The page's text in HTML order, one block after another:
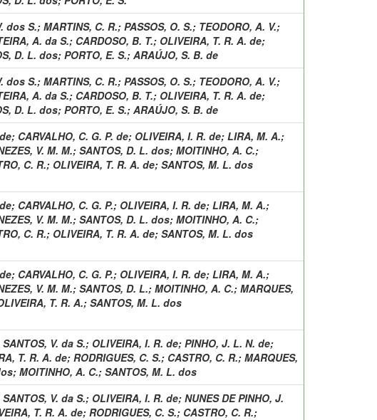
dos S.; MARTINS, C. R.; PASSOS, O. S.; TEODORO, A. V.;
A. da S.; CARDOSO, B. T.; OLIVEIRA, T. R. A. de;
D. L. dos; PORTO, E. S.; ARAÚJO, S. B. de
dos S.; MARTINS, C. R.; PASSOS, O. S.; TEODORO, A. V.;
A. da S.; CARDOSO, B. T.; OLIVEIRA, T. R. A. de;
D. L. dos; PORTO, E. S.; ARAÚJO, S. B. de
; CARVALHO, C. G. P. de; OLIVEIRA, I. R. de; LIRA, M. A.;
V. M. M.; SANTOS, D. L. dos; MOITINHO, A. C.;
C. R.; OLIVEIRA, T. R. A. de; SANTOS, M. L. dos
; CARVALHO, C. G. P.; OLIVEIRA, I. R. de; LIRA, M. A.;
V. M. M.; SANTOS, D. L. dos; MOITINHO, A. C.;
C. R.; OLIVEIRA, T. R. A. de; SANTOS, M. L. dos
; CARVALHO, C. G. P.; OLIVEIRA, I. R. de; LIRA, M. A.;
V. M. M.; SANTOS, D. L.; MOITINHO, A. C.; MARQUES,
T. R. A.; SANTOS, M. L. dos
SANTOS, V. da S.; OLIVEIRA, I. R. de; PINHO, J. L. N. de;
T. R. A. de; RODRIGUES, C. S.; CASTRO, C. R.; MARQUES,
; MOITINHO, A. C.; SANTOS, M. L. dos
SANTOS, V. da S.; OLIVEIRA, I. R. de; NUNES DE PINHO, J.
T. R. A. de; RODRIGUES, C. S.; CASTRO, C. R.;